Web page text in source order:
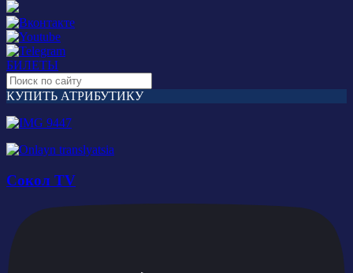
БИЛЕТЫ
КУПИТЬ АТРИБУТИКУ
Сокол TV